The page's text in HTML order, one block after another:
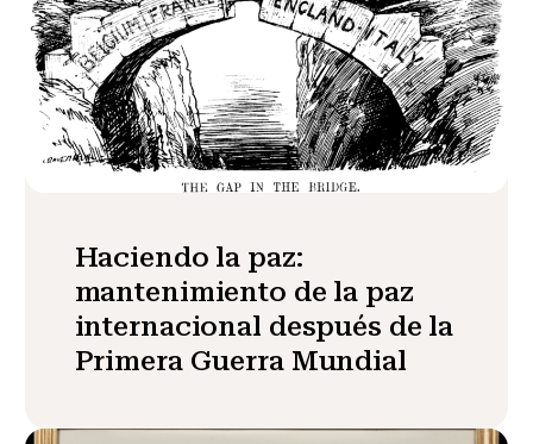
Haciendo la paz:
mantenimiento de la paz
internacional después de la
Primera Guerra Mundial